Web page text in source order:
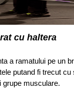
cu haltera
a ramatului pe un
putand fi trecut
grupe musculare.